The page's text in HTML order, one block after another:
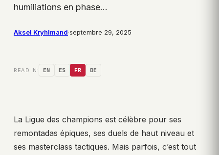
humiliations en phase…
Aksel Kryhlmand·septembre 29, 2025
READ IN: EN ES FR DE
La Ligue des champions est célèbre pour ses
remontadas épiques, ses duels de haut niveau et
ses masterclass tactiques. Mais parfois, c’est tout